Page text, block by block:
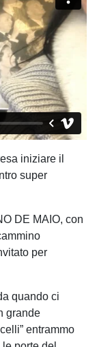
iniziare il
super
DE MAIO, con
per
quando ci
grande
entrammo